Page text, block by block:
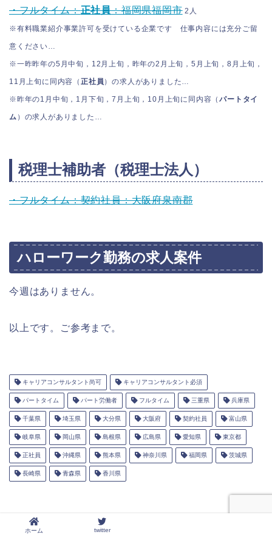
・フルタイム：正社員：福岡県福岡市2人
※有料職業紹介事業許可を受けている企業です 仕事内容には充分ご留
意ください…
※一昨昨年の5月中旬，12月上旬，昨年の2月上旬，5月上旬，8月上旬，
11月上旬に同内容（ 正社員 ）の求人がありました…
※昨年の1月中旬，1月下旬，7月上旬，10月上旬に同内容（パートタイ
ム ）の求人がありました…
税理士補助者（税理士法人）
・フルタイム：契約社員：大阪府泉南郡
ハローワーク勤務の求人案件
今週はありません。
以上です。ご参考まで。
キャリアコンサルタント尚可 キャリアコンサルタント必須
パートタイム パート労働者 フルタイム 三重県 兵庫県
千葉県 埼玉県 大分県 大阪府 契約社員 富山県
岐阜県 岡山県 島根県 広島県 愛知県 東京都
正社員 沖縄県 熊本県 神奈川県 福岡県 茨城県
長崎県 青森県 香川県
ホーム twitter